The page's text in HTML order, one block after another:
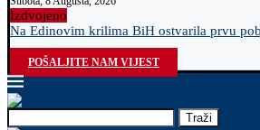
Izdvojeno
Na Edinovim krilima BiH ostvarila prvu
POŠALJITE NAM VIJEST
Traži